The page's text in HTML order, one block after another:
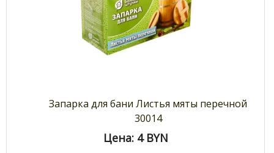
Запарка для бани Листья мяты перечной
30014
Цена: 4 BYN